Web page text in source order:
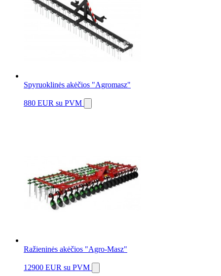
Spyruoklinės akėčios "Agromasz"
880 EUR su PVM
Ražieninės akėčios "Agro-Masz"
12900 EUR su PVM